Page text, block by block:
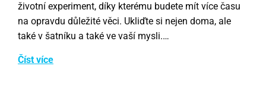
životní experiment, díky kterému budete mít více času
na opravdu důležité věci. Ukliďte si nejen doma, ale
také v šatníku a také ve vaší mysli.…
Číst více